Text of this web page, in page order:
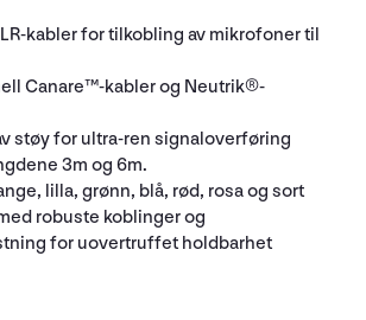
kabler for tilkobling av mikrofoner til
Canare™-kabler og Neutrik®-
støy for ultra-ren signaloverføring
3m og 6m.
lilla, grønn, blå, rød, rosa og sort
robuste koblinger og
for uovertruffet holdbarhet